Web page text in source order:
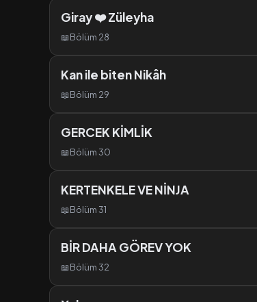
Giray ❤️ Züleyha
📖Bölüm 28
Kan ile biten Nikâh
📖Bölüm 29
GERCEK KİMLİK
📖Bölüm 30
KERTENKELE VE NİNJA
📖Bölüm 31
BİR DAHA GÖREV YOK
📖Bölüm 32